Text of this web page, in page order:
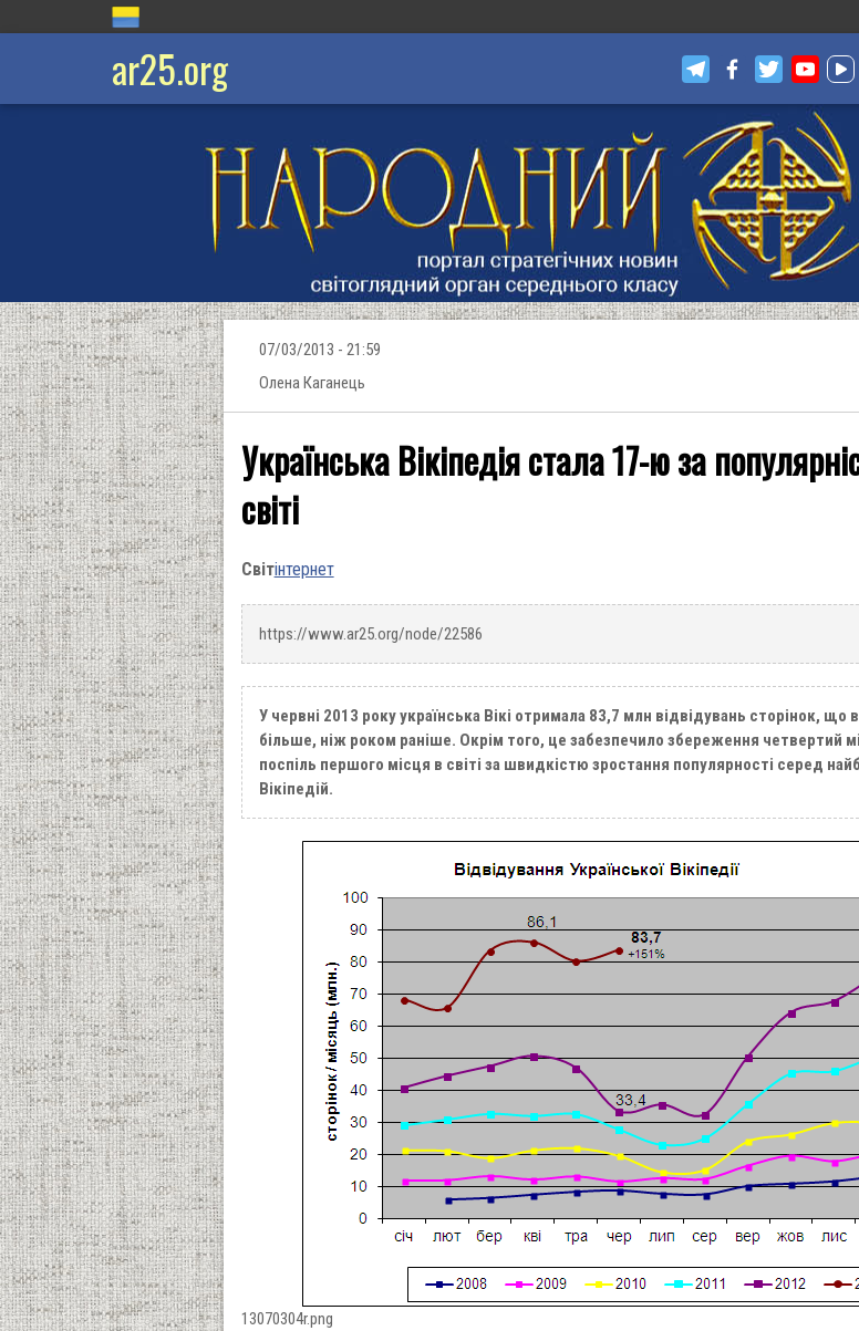
ar25.org
07/03/2013 - 21:59
Олена Каганець
Українська Вікіпедія стала 17-ю за
світі
Світінтернет
https://www.ar25.org/node/22586
У червні 2013 року українська Вікі отримала 83,7 млн відвідувань сторінок, що
більше, ніж роком раніше. Окрім того, це забезпечило збереження четвертий
поспіль першого місця в світі за швидкістю зростання популярності серед
Вікіпедій.
13070304r.png